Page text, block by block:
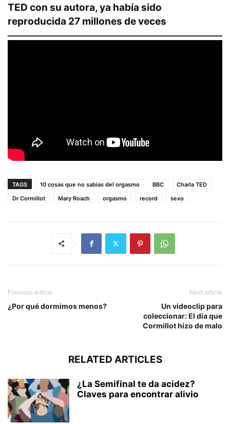
TED con su autora, ya había sido
reproducida 27 millones de veces
TAGS 10 cosas que no sabías del orgasmo BBC
Charla TED
Dr Cormillot
Mary Roach orgasmo record sexo
Previous article
¿Por qué dormimos menos?
Next article
Un videoclip para
coleccionar: El día que
Cormillot hizo de malo
RELATED ARTICLES
¿La Semifinal te da acidez?
Claves para encontrar alivio